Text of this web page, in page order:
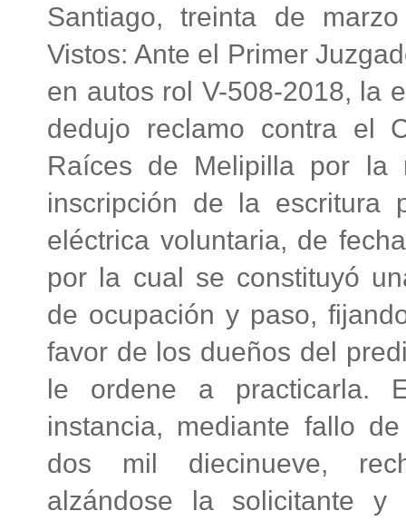
Santiago, treinta de
Vistos: Ante el Primer
en autos rol V-508-2018, la
dedujo reclamo contra el
Raíces de Melipilla por la
inscripción de la escritura
eléctrica voluntaria, de
por la cual se constituyó
de ocupación y paso,
favor de los dueños del
le ordene a practicarla.
instancia, mediante fallo
dos mil diecinueve,
alzándose la solicitante